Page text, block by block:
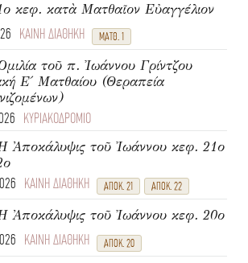
κεφ. κατὰ Ματθαῖον Εὐαγγέλιον
ΚΑΙΝΗ ΔΙΑΘΗΚΗ ΜΑΤΘ. 1
τοῦ π. Ἰωάννου Γρίντζου
Ε΄ Ματθαίου (Θεραπεία
ΚΥΡΙΑΚΟΔΡΟΜΙΟ
Ἀποκάλυψις τοῦ Ἰωάννου κεφ. 21ο
ΚΑΙΝΗ ΔΙΑΘΗΚΗ ΑΠΟΚ. 21 ΑΠΟΚ. 22
Ἀποκάλυψις τοῦ Ἰωάννου κεφ. 20ο
ΚΑΙΝΗ ΔΙΑΘΗΚΗ ΑΠΟΚ. 20